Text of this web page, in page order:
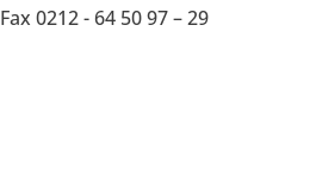
Fax 0212 - 64 50 97 – 29